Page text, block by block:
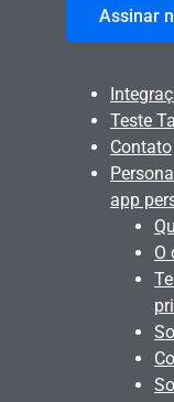
Assinar
Teste
Contato
app
O